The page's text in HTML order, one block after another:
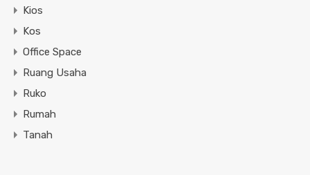
Kios
Kos
Office Space
Ruang Usaha
Ruko
Rumah
Tanah